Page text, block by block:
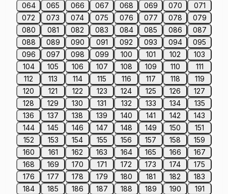
064
065 066 067 068 069 070
071
072
073 074 075 076 077 078
079
080
081 082 083 084 085 086
087
088
089 090 091 092 093 094
095
096
097 098 099 100 101 102
103
104
105 106 107 108 109 110
111
112
113 114 115 116 117 118
119
120
121 122 123 124 125 126
127
128
129 130 131 132 133 134
135
136
137 138 139 140 141 142
143
144
145 146 147 148 149 150
151
152
153 154 155 156 157 158
159
160
161 162 163 164 165 166
167
168
169 170 171 172 173 174
175
176
177 178 179 180 181 182
183
184
185 186 187 188 189 190
191